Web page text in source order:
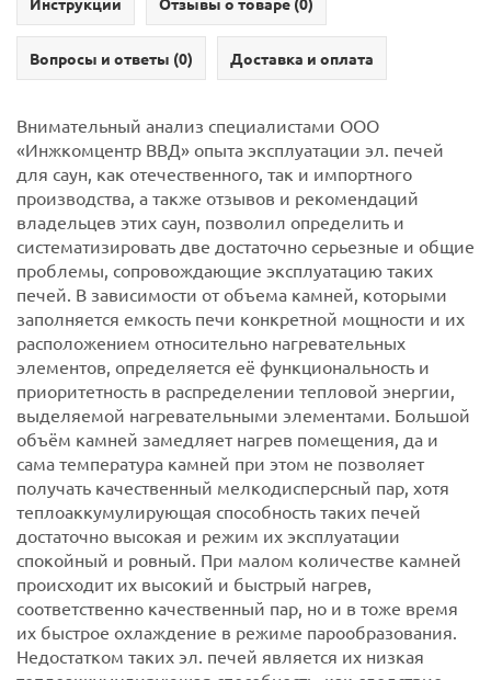
Вопросы и ответы (0) Доставка и оплата
Внимательный анализ специалистами ООО
«Инжкомцентр ВВД» опыта эксплуатации эл. печей
для саун, как отечественного, так и импортного
производства, а также отзывов и рекомендаций
владельцев этих саун, позволил определить и
систематизировать две достаточно серьезные и общие
проблемы, сопровождающие эксплуатацию таких
печей. В зависимости от объема камней, которыми
заполняется емкость печи конкретной мощности и их
расположением относительно нагревательных
элементов, определяется её функциональность и
приоритетность в распределении тепловой энергии,
выделяемой нагревательными элементами. Большой
объём камней замедляет нагрев помещения, да и
сама температура камней при этом не позволяет
получать качественный мелкодисперсный пар, хотя
теплоаккумулирующая способность таких печей
достаточно высокая и режим их эксплуатации
спокойный и ровный. При малом количестве камней
происходит их высокий и быстрый нагрев,
соответственно качественный пар, но и в тоже время
их быстрое охлаждение в режиме парообразования.
Недостатком таких эл. печей является их низкая